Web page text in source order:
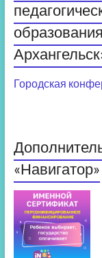
Городская
«Навигатор»